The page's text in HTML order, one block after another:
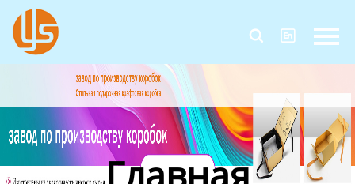
 
Главная
Продукция
О Нас
Контакты